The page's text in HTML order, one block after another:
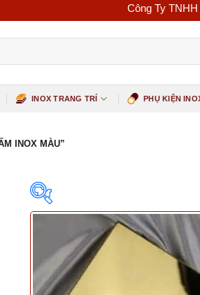
Công Ty TNHH
INOX TRANG TRÍ PHỤ KIỆN
INOX MÀU”
Featured product